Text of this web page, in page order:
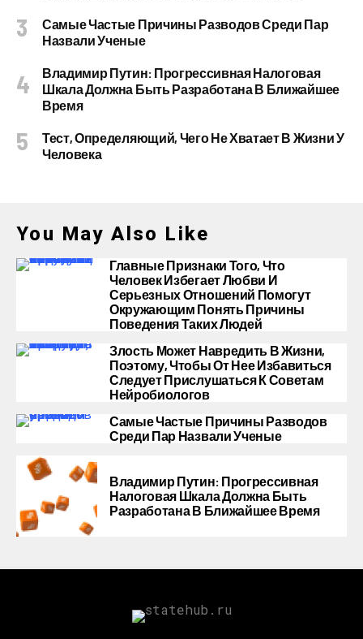
Самые Частые Причины Разводов Среди Пар
Назвали Ученые
Владимир Путин: Прогрессивная Налоговая
Шкала Должна Быть Разработана В Ближайшее
Время
Тест, Определяющий, Чего Не Хватает В Жизни У
Человека
You May Also Like
Главные Признаки Того, Что
Человек Избегает Любви И
Серьезных Отношений Помогут
Окружающим Понять Причины
Поведения Таких Людей
Злость Может Навредить В Жизни,
Поэтому, Чтобы От Нее Избавиться
Следует Прислушаться К Советам
Нейробиологов
Самые Частые Причины Разводов
Среди Пар Назвали Ученые
Владимир Путин: Прогрессивная
Налоговая Шкала Должна Быть
Разработана В Ближайшее Время